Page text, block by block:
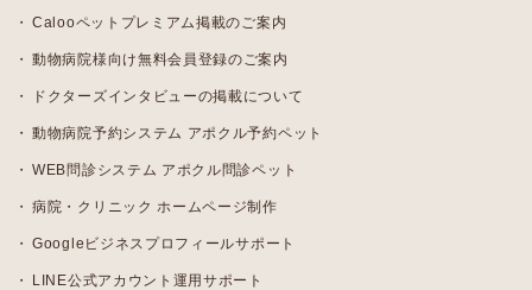
Calooペットプレミアム掲載のご案内
動物病院様向け無料会員登録のご案内
ドクターズインタビューの掲載について
動物病院予約システム アポクル予約ペット
WEB問診システム アポクル問診ペット
病院・クリニック ホームページ制作
Googleビジネスプロフィールサポート
LINE公式アカウント運用サポート